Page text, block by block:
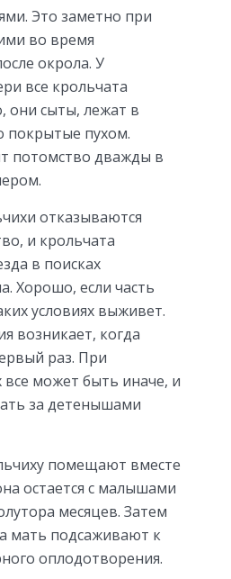
Это заметно при
во время
окрола. У
все крольчата
они сыты, лежат в
покрытые пухом.
потомство дважды в
отказываются
и крольчата
в поисках
Хорошо, если часть
условиях выживет.
возникает, когда
раз. При
может быть иначе, и
за детенышами
помещают вместе
остается с малышами
месяцев. Затем
мать подсаживают к
оплодотворения.